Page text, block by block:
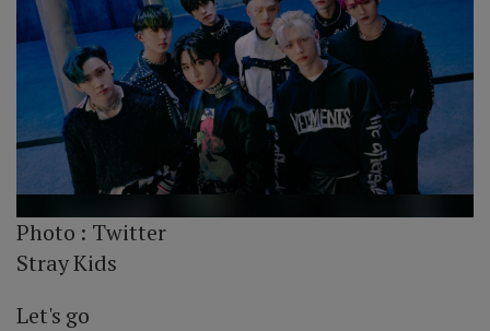
Photo : Twitter
Stray Kids
Let's go